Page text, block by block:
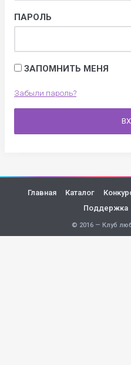
ПАРОЛЬ
ЗАПОМНИТЬ МЕНЯ
Забыли пароль?
Главная Каталог
Поддержка
© 2016 — Клуб